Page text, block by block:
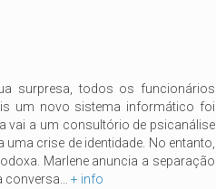
surpresa, todos os funcionários
um novo sistema informático foi
vai a um consultório de psicanálise
crise de identidade. No entanto,
Marlene anuncia a separação
conversa… + info